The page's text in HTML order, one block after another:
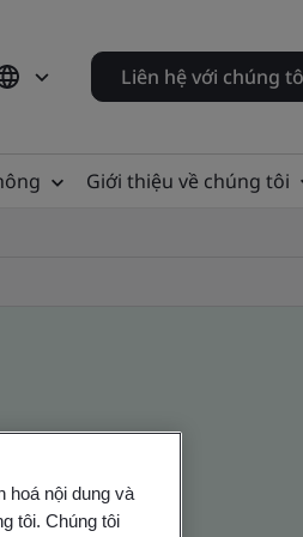
Liên hệ với chúng
Giới thiệu về chúng tôi
hoá nội dung và
tôi. Chúng tôi